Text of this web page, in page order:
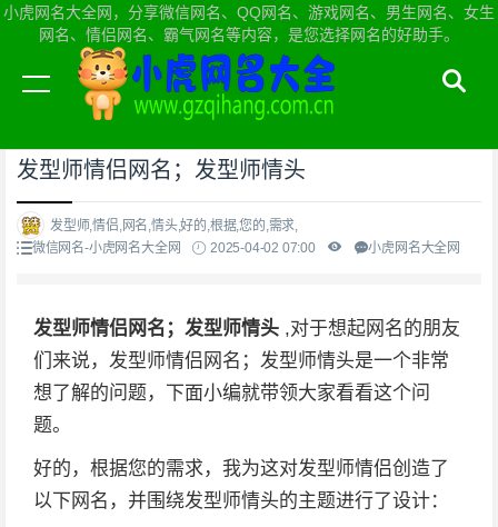
小虎网名大全网，分享微信网名、QQ网名、游戏网名、男生网名、女生
网名、情侣网名、霸气网名等内容，是您选择网名的好助手。
当前位置：小虎网名大全网首页>微信网名
发型师情侣网名；发型师情头
发型师,情侣,网名,情头,好的,根据,您的,需求,
微信网名-小虎网名大全网
2025-04-02 07:00 小虎网名大全网
发型师情侣网名；发型师情头 ,对于想起网名的朋友
们来说，发型师情侣网名；发型师情头是一个非常
想了解的问题，下面小编就带领大家看看这个问
题。
好的，根据您的需求，我为这对发型师情侣创造了
以下网名，并围绕发型师情头的主题进行了设计：